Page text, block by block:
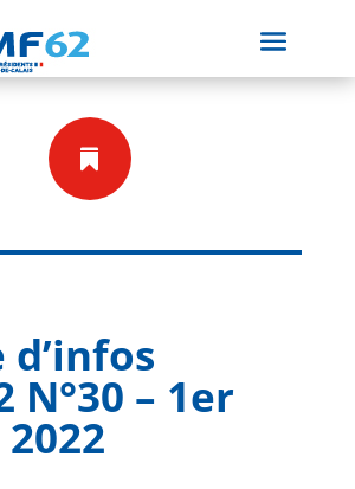

N°30 – 1er